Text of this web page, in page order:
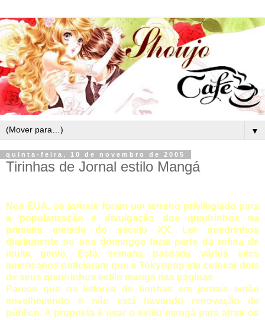
▼
quinta-feira, 10 de novembro de 2005
Tirinhas de Jornal estilo Mangá
Nos EUA, os jornais foram um terreno privilegiado para
a popularização e divulgação dos quadrinhos na
primeira metade do século XX. Ler quadrinhos
diariamente ou aos domingos fazia parte da rotina de
muita gente. Esta semana passada vários sites
americanos noticiaram que a Tokyopop iria colocar dois
de seus quadrinhos estilo mangá nas páginas
Parece que os leitores de tirinhas em jornais estão
envelhecendo e não está havendo renovação de
público. A proposta é usar o estilo mangá para atrair os